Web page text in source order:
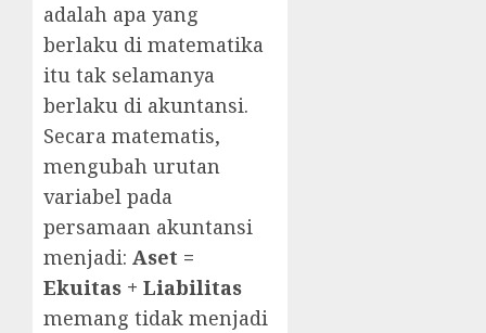
adalah apa yang
berlaku di matematika
itu tak selamanya
berlaku di akuntansi.
Secara matematis,
mengubah urutan
variabel pada
persamaan akuntansi
menjadi: Aset =
Ekuitas + Liabilitas
memang tidak menjadi